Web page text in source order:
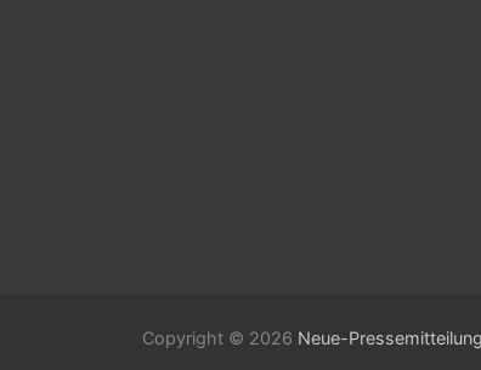
Copyright © 2026 Neue-